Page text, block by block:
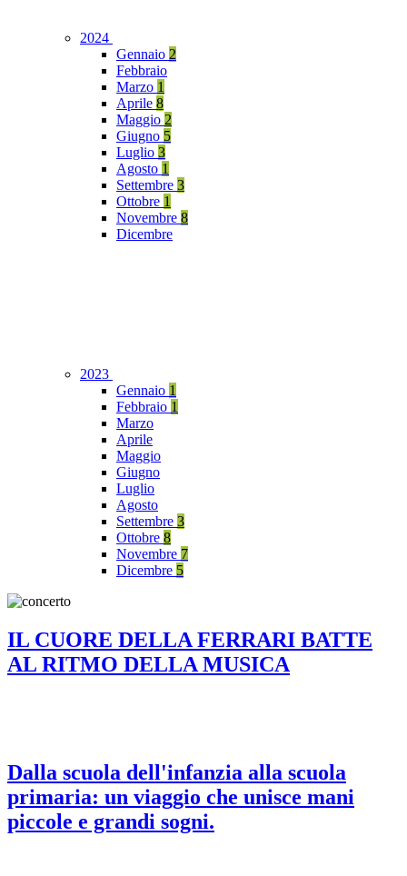
2024
Gennaio 2
Febbraio
Marzo 1
Aprile 8
Maggio 2
Giugno 5
Luglio 3
Agosto 1
Settembre 3
Ottobre 1
Novembre 8
Dicembre
2023
Gennaio 1
Febbraio 1
Marzo
Aprile
Maggio
Giugno
Luglio
Agosto
Settembre 3
Ottobre 8
Novembre 7
Dicembre 5
IL CUORE DELLA FERRARI BATTE
AL RITMO DELLA MUSICA
Dalla scuola dell'infanzia alla scuola
primaria: un viaggio che unisce mani
piccole e grandi sogni.